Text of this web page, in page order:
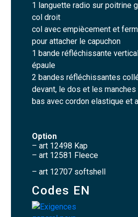
1 languette radio sur poitrine
col droit
col avec empiècement et
pour attacher le capuchon
1 bande réfléchissante
épaule
2 bandes réfléchissantes
devant, le dos et les manches
bas avec cordon elastique et
Option
– art 12498 Kap
– art 12581 Fleece
– art 12707 softshell
Codes EN